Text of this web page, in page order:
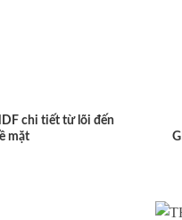
chi tiết từ lõi đến
mặt